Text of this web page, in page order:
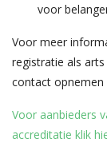
voor
Voor meer
registratie als
contact
Voor aanbieders
accreditatie klik